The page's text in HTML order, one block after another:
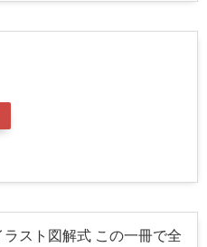
ラスト図解式 この一冊で全